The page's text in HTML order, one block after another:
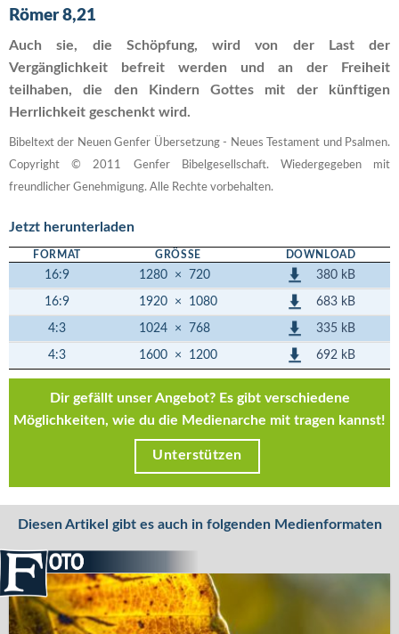
Römer 8,21
Auch sie, die Schöpfung, wird von der Last der
Vergänglichkeit befreit werden und an der Freiheit
teilhaben, die den Kindern Gottes mit der künftigen
Herrlichkeit geschenkt wird.
Bibeltext der Neuen Genfer Übersetzung - Neues Testament und Psalmen.
Copyright © 2011 Genfer Bibelgesellschaft. Wiedergegeben mit
freundlicher Genehmigung. Alle Rechte vorbehalten.
Jetzt herunterladen
FORMAT GRÖSSE DOWNLOAD
16:9 1280 × 720 380 kB
16:9 1920 × 1080 683 kB
4:3 1024 × 768 335 kB
4:3 1600 × 1200 692 kB
Dir gefällt unser Angebot? Es gibt verschiedene
Möglichkeiten, wie du die Medienarche mit tragen kannst!
Unterstützen
Diesen Artikel gibt es auch in folgenden Medienformaten